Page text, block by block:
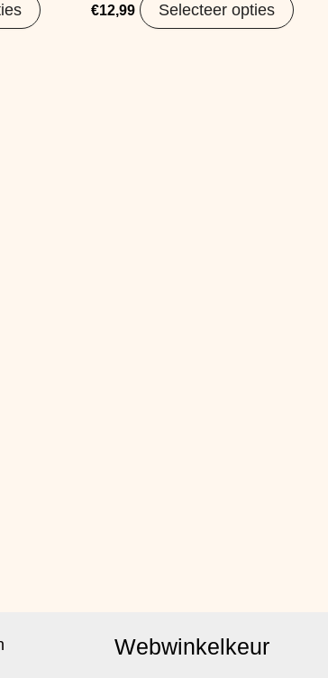
€12,99 Selecteer opties
Webwinkelkeur